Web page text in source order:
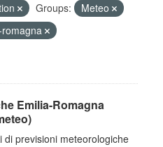
Groups:
Meteo
Emilia-Romagna
previsioni meteorologiche